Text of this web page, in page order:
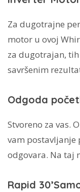
Za dugotrajne
motor u ovoj
za dugotrajan,
savršenim
Odgoda
Stvoreno za vas.
vam postavljanje
odgovara. Na taj
Rapid